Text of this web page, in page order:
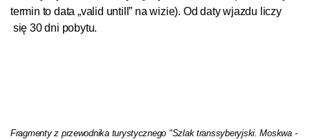
termin to da­ta „valid un­till” na wi­zie). Od da­ty wjaz­du li­czy
się 30 dni po­by­tu.
Fragmenty z przewodnika turystycznego "Szlak transsyberyjski. Moskwa -